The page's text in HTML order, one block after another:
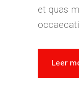
et quas
Leer